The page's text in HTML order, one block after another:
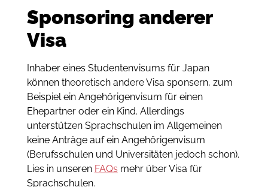
Sponsoring anderer
Visa
Inhaber eines Studentenvisums für Japan
können theoretisch andere Visa sponsern, zum
Beispiel ein Angehörigenvisum für einen
Ehepartner oder ein Kind. Allerdings
unterstützen Sprachschulen im Allgemeinen
keine Anträge auf ein Angehörigenvisum
(Berufsschulen und Universitäten jedoch schon).
Lies in unseren FAQs mehr über Visa für
Sprachschulen.